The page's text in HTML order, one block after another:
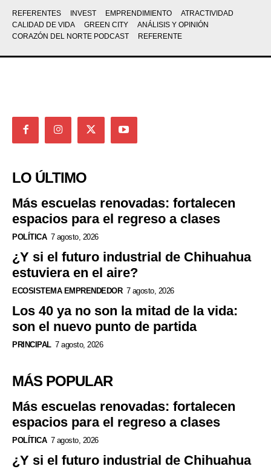
REFERENTES INVEST EMPRENDIMIENTO
ATRACTIVIDAD
CALIDAD DE VIDA
GREEN CITY
ANÁLISIS Y OPINIÓN
CORAZÓN DEL NORTE PODCAST
REFERENTE
LO ÚLTIMO
Más escuelas renovadas: fortalecen
espacios para el regreso a clases
POLÍTICA 7 agosto, 2026
¿Y si el futuro industrial de Chihuahua
estuviera en el aire?
ECOSISTEMA EMPRENDEDOR 7 agosto, 2026
Los 40 ya no son la mitad de la vida:
son el nuevo punto de partida
PRINCIPAL 7 agosto, 2026
MÁS POPULAR
Más escuelas renovadas: fortalecen
espacios para el regreso a clases
POLÍTICA 7 agosto, 2026
¿Y si el futuro industrial de Chihuahua